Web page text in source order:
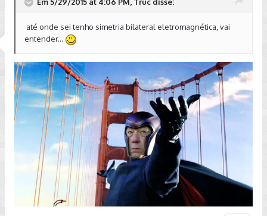
até onde sei tenho simetria bilateral eletromagnética, vai
entender...